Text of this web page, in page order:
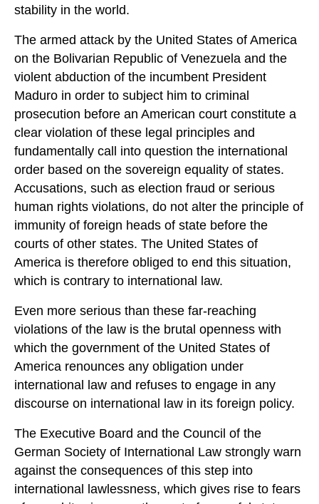
stability in the world.
The armed attack by the United States of America
on the Bolivarian Republic of Venezuela and the
violent abduction of the incumbent President
Maduro in order to subject him to criminal
prosecution before an American court constitute a
clear violation of these legal principles and
fundamentally call into question the international
order based on the sovereign equality of states.
Accusations, such as election fraud or serious
human rights violations, do not alter the principle of
immunity of foreign heads of state before the
courts of other states. The United States of
America is therefore obliged to end this situation,
which is contrary to international law.
Even more serious than these far-reaching
violations of the law is the brutal openness with
which the government of the United States of
America renounces any obligation under
international law and refuses to engage in any
discourse on international law in its foreign policy.
The Executive Board and the Council of the
German Society of International Law strongly warn
against the consequences of this step into
international lawlessness, which gives rise to fears